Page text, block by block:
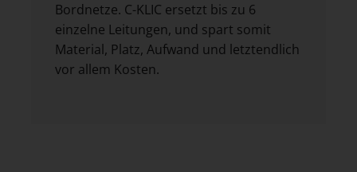
Bordnetze. C-KLIC ersetzt bis zu 6
einzelne Leitungen, und spart somit
Material, Platz, Aufwand und letztendlich
vor allem Kosten.